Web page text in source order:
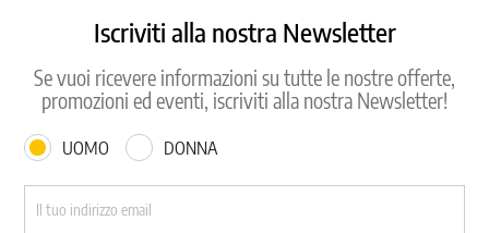
Iscriviti alla nostra Newsletter
Se vuoi ricevere informazioni su tutte le nostre offerte,
promozioni ed eventi, iscriviti alla nostra Newsletter!
UOMO DONNA